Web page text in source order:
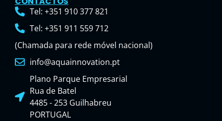
Tel: +351 910 377 821
Tel: +351 911 559 712
(Chamada para rede móvel nacional)
info@aquainnovation.pt
Plano Parque Empresarial
Rua de Batel
4485 - 253 Guilhabreu
PORTUGAL